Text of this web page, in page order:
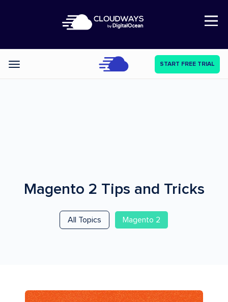
Open Nav
Categories START FREE TRIAL
Magento 2 Tips and Tricks
All Topics Magento 2